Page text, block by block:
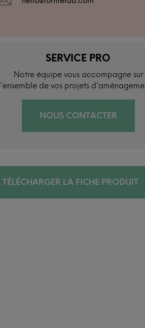
SERVICE PRO
Notre équipe vous accompagne sur
l'ensemble de vos projets
NOUS CONTACTER
TÉLÉCHARGER LA FICHE PRODUIT